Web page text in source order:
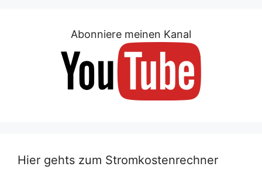
Abonniere meinen Kanal
Hier gehts zum Stromkostenrechner